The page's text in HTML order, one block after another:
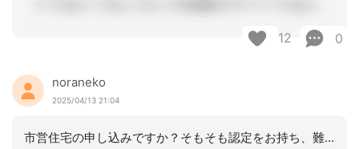
12 0
noraneko
2025/04/13 21:04
市営住宅の申し込みですか？そもそも認定をお持ち、難病がある方が新規で市営住宅の申